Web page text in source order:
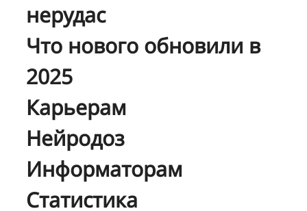
нерудас
Что нового обновили в
2025
Карьерам
Нейродоз
Информаторам
Статистика